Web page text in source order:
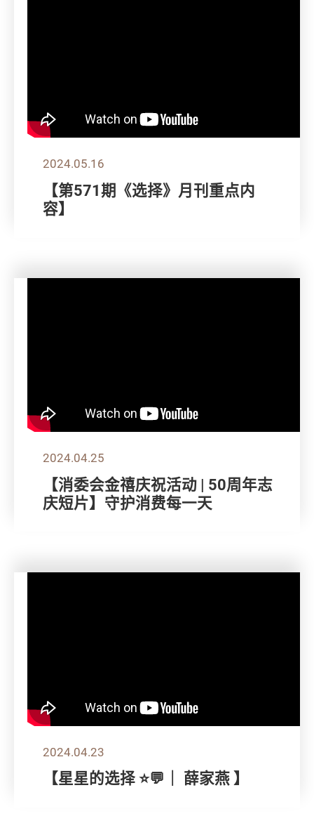
2024.05.16
【第571期《选择》月刊重点内
容】
2024.04.25
【消委会金禧庆祝活动 | 50周年志
庆短片】守护消费每一天
2024.04.23
【星星的选择 ⭐💬｜ 薛家燕 】